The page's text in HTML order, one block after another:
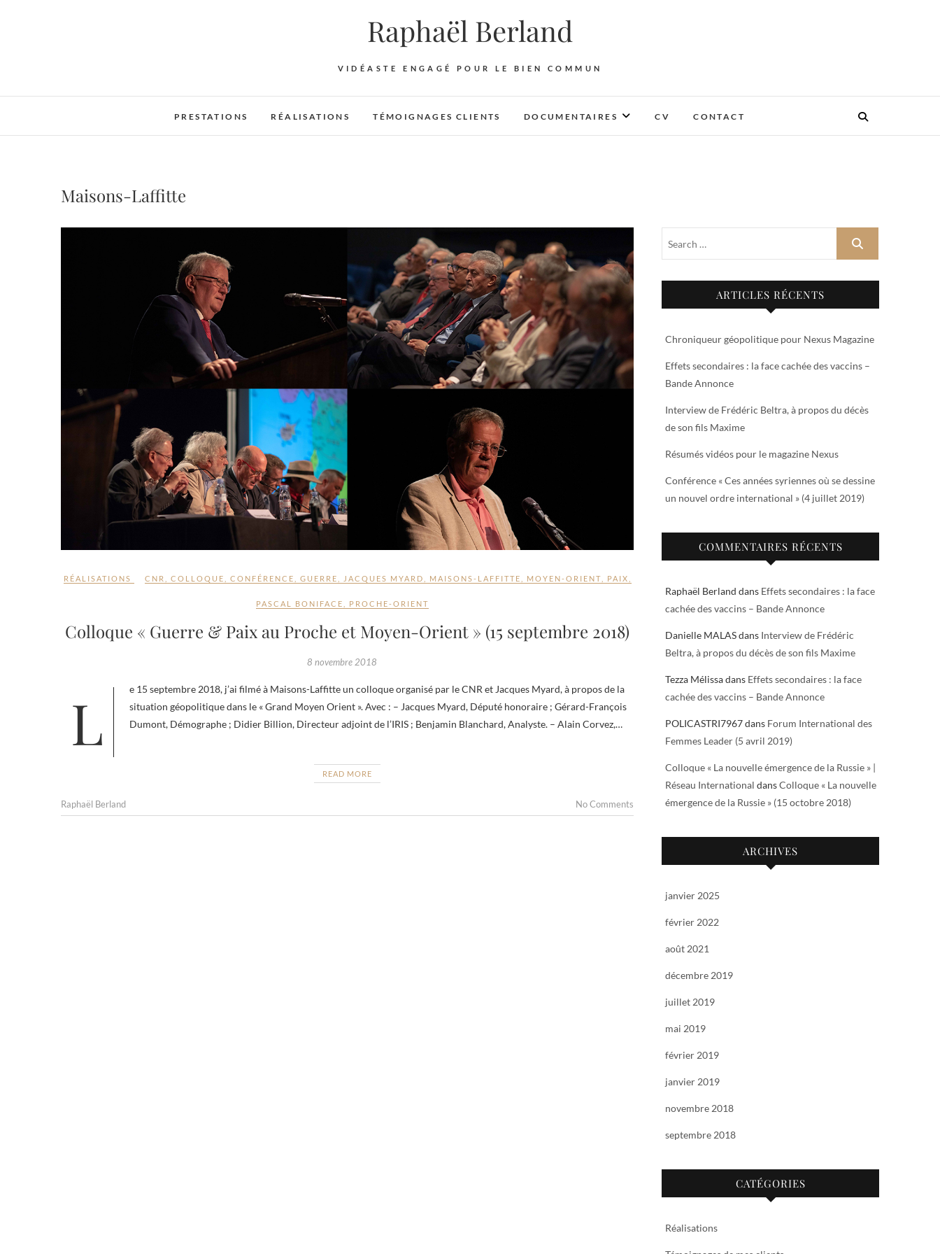
Raphaël Berland
VIDÉASTE ENGAGÉ POUR LE BIEN COMMUN
PRESTATIONS RÉALISATIONS TÉMOIGNAGES CLIENTS DOCUMENTAIRES CV CONTACT
Maisons-Laffitte
RÉALISATIONS CNR COLLOQUE CONFÉRENCE GUERRE JACQUES MYARD MAISONS-LAFFITTE MOYEN-ORIENT PAIX
PASCAL BONIFACE PROCHE-ORIENT
Colloque « Guerre & Paix au Proche et Moyen-Orient » (15 septembre 2018)
8 novembre 2018
Le 15 septembre 2018, j’ai filmé à Maisons-Laffitte un colloque organisé par le CNR et Jacques Myard, à propos de la
situation géopolitique dans le « Grand Moyen Orient ». Avec : – Jacques Myard, Député honoraire ; Gérard-François
Dumont, Démographe ; Didier Billion, Directeur adjoint de l’IRIS ; Benjamin Blanchard, Analyste. – Alain Corvez,…
READ MORE
Raphaël Berland No Comments
ARTICLES RÉCENTS
Chroniqueur géopolitique pour Nexus Magazine
Effets secondaires : la face cachée des vaccins –
Bande Annonce
Interview de Frédéric Beltra, à propos du décès
de son fils Maxime
Résumés vidéos pour le magazine Nexus
Conférence « Ces années syriennes où se dessine
un nouvel ordre international » (4 juillet 2019)
COMMENTAIRES RÉCENTS
Raphaël Berland dans Effets secondaires : la face
cachée des vaccins – Bande Annonce
Danielle MALASdans Interview de Frédéric
Beltra, à propos du décès de son fils Maxime
Tezza Mélissadans Effets secondaires : la face
cachée des vaccins – Bande Annonce
POLICASTRI7967dans Forum International des
Femmes Leader (5 avril 2019)
Colloque « La nouvelle émergence de la Russie » |
Réseau International dansColloque « La nouvelle
émergence de la Russie » (15 octobre 2018)
ARCHIVES
janvier 2025
février 2022
août 2021
décembre 2019
juillet 2019
mai 2019
février 2019
janvier 2019
novembre 2018
septembre 2018
CATÉGORIES
Réalisations